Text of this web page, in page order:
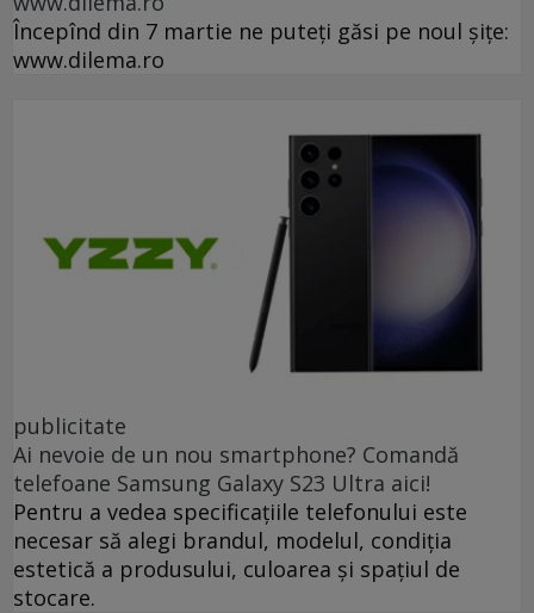
Începînd din 7 martie ne puteți găsi pe noul șițe:
www.dilema.ro
publicitate
Ai nevoie de un nou smartphone? Comandă
telefoane Samsung Galaxy S23 Ultra aici!
Pentru a vedea specificațiile telefonului este
necesar să alegi brandul, modelul, condiția
estetică a produsului, culoarea și spațiul de
stocare.